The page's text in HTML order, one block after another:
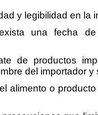
y legibilidad en la
una fecha
de productos
del importador y
alimento o